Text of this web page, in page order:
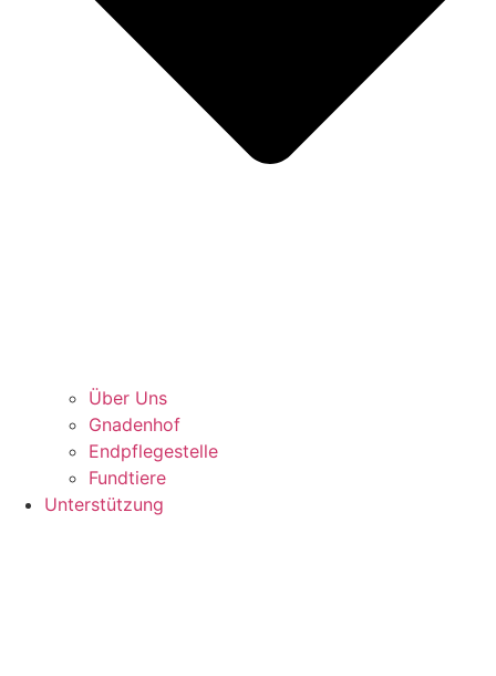
Über Uns
Gnadenhof
Endpflegestelle
Fundtiere
Unterstützung